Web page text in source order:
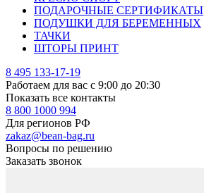
ПОДАРОЧНЫЕ СЕРТИФИКАТЫ
ПОДУШКИ ДЛЯ БЕРЕМЕННЫХ
ТАЧКИ
ШТОРЫ ПРИНТ
8 495 133-17-19
Работаем для вас с 9:00 до 20:30
Показать все контакты
8 800 1000 994
Для регионов РФ
zakaz@bean-bag.ru
Вопросы по решению
Заказать звонок